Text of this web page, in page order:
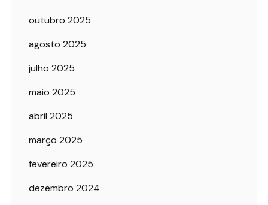
outubro 2025
agosto 2025
julho 2025
maio 2025
abril 2025
março 2025
fevereiro 2025
dezembro 2024